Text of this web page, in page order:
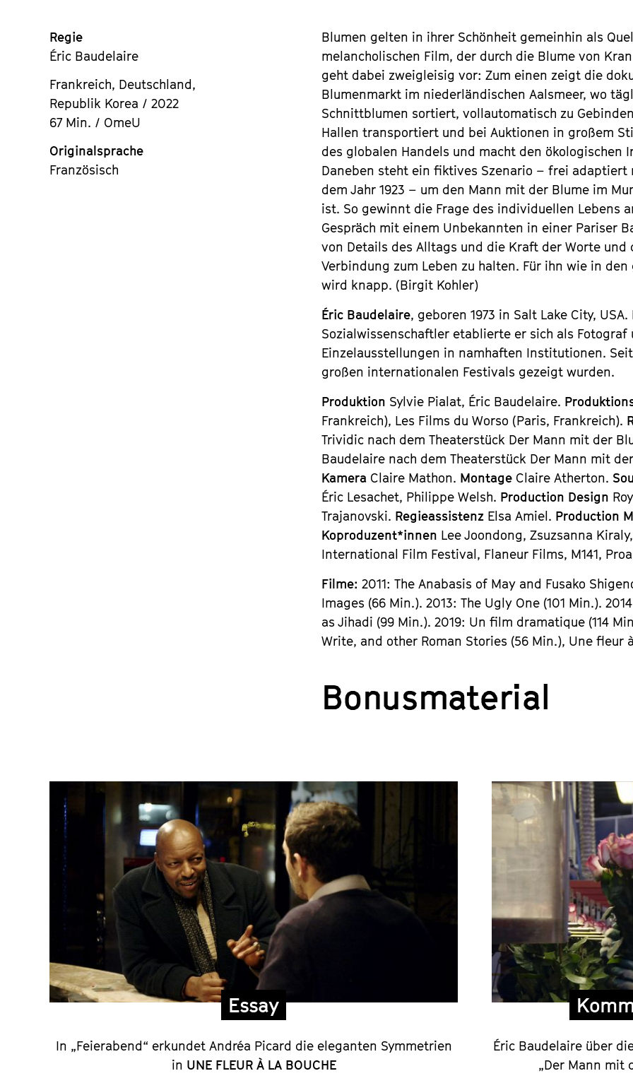
Regie
Éric Baudelaire
Frankreich, Deutschland,
Republik Korea / 2022
67 Min. / OmeU
Originalsprache
Französisch
Blumen gelten in ihrer Schönheit gemeinhin als
melancholischen Film, der durch die Blume von
geht dabei zweigleisig vor: Zum einen zeigt die
Blumenmarkt im niederländischen Aalsmeer, wo
Schnittblumen sortiert, vollautomatisch zu
Hallen transportiert und bei Auktionen in großem
des globalen Handels und macht den
Daneben steht ein fiktives Szenario – frei adaptiert
dem Jahr 1923 – um den Mann mit der Blume im
ist. So gewinnt die Frage des individuellen Lebens
Gespräch mit einem Unbekannten in einer Pariser
von Details des Alltags und die Kraft der Worte und
Verbindung zum Leben zu halten. Für ihn wie in
wird knapp. (Birgit Kohler)
Éric Baudelaire, geboren 1973 in Salt Lake City,
Sozialwissenschaftler etablierte er sich als
Einzelausstellungen in namhaften Institutionen.
großen internationalen Festivals gezeigt wurden.
Produktion Sylvie Pialat, Éric Baudelaire.
Frankreich), Les Films du Worso (Paris, Frankreich).
Trividic nach dem Theaterstück Der Mann mit der
Baudelaire nach dem Theaterstück Der Mann mit
Kamera Claire Mathon. Montage Claire Atherton.
Éric Lesachet, Philippe Welsh. Production Design
Trajanovski. Regieassistenz Elsa Amiel. Production
Koproduzent*innen Lee Joondong, Zsuzsanna
International Film Festival, Flaneur Films, M141,
Filme:2011: The Anabasis of May and Fusako
Images (66 Min.). 2013: The Ugly One (101 Min.).
as Jihadi (99 Min.). 2019: Un film dramatique (114
Write, and other Roman Stories (56 Min.), Une fleur
Bonusmaterial
Essay
und
Regiekommentar
Essay
In „Feierabend“ erkundet Andréa Picard die eleganten Symmetrien
in UNE FLEUR À LA BOUCHE
Éric Baudelaire über
„Der Mann mit